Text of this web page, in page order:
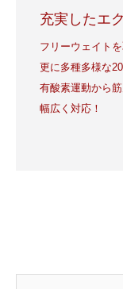
充実したエ
フリーウェイト
更に多種多様な
有酸素運動から
幅広く対応！